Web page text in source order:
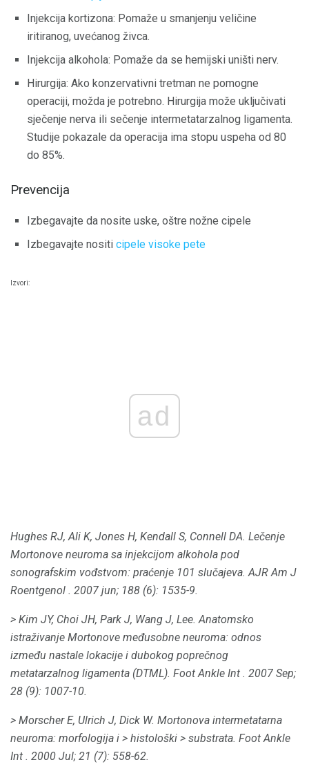
Injekcija kortizona: Pomaže u smanjenju veličine
iritiranog, uvećanog živca.
Injekcija alkohola: Pomaže da se hemijski uništi nerv.
Hirurgija: Ako konzervativni tretman ne pomogne
operaciji, možda je potrebno. Hirurgija može uključivati ​​
sječenje nerva ili sečenje intermetatarzalnog ligamenta.
Studije pokazale da operacija ima stopu uspeha od 80
do 85%.
Prevencija
Izbegavajte da nosite uske, oštre nožne cipele
Izbegavajte nositi cipele visoke pete
Izvori:
ad
Hughes RJ, Ali K, Jones H, Kendall S, Connell DA. Lečenje
Mortonove neuroma sa injekcijom alkohola pod
sonografskim vođstvom: praćenje 101 slučajeva. AJR Am J
Roentgenol . 2007 jun; 188 (6): 1535-9.
> Kim JY, Choi JH, Park J, Wang J, Lee. Anatomsko
istraživanje Mortonove međusobne neuroma: odnos
između nastale lokacije i dubokog poprečnog
metatarzalnog ligamenta (DTML). Foot Ankle Int . 2007 Sep;
28 (9): 1007-10.
> Morscher E, Ulrich J, Dick W. Mortonova intermetatarna
neuroma: morfologija i > histološki > substrata. Foot Ankle
Int . 2000 Jul; 21 (7): 558-62.